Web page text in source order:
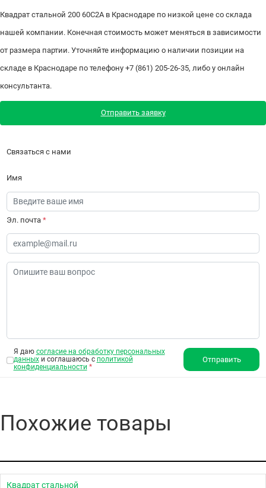
Квадрат стальной 200 60С2А в Краснодаре по низкой цене со склада
нашей компании. Конечная стоимость может меняться в зависимости
от размера партии. Уточняйте информацию о наличии позиции на
складе в Краснодаре по телефону +7 (861) 205-26-35, либо у онлайн
консультанта.
Отправить заявку
Связаться с нами
Имя
Эл. почта *
Я даю согласие на обработку персональных
данныхи соглашаюсь с политикой
конфиденциальности *
Отправить
Похожие товары
Квадрат стальной